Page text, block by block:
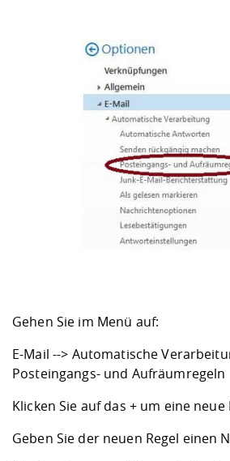
Gehen Sie im Menü auf:
E-Mail --> Automatische
Posteingangs- und Aufräumregeln
Klicken Sie auf das + um eine
Geben Sie der neuen Regel einen